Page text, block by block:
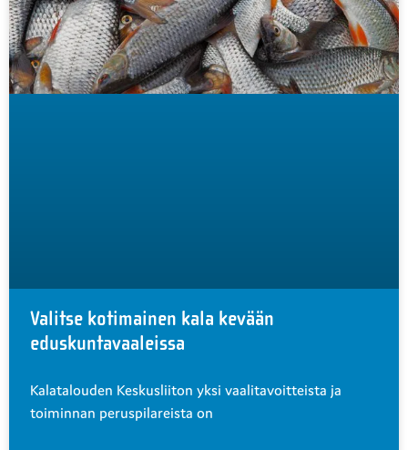
Valitse kotimainen kala kevään
eduskuntavaaleissa
Kalatalouden Keskusliiton yksi vaalitavoitteista ja
toiminnan peruspilareista on